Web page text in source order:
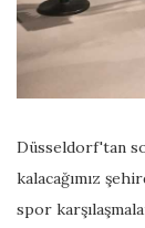
Düsseldorf'tan
kalacağımız
spor